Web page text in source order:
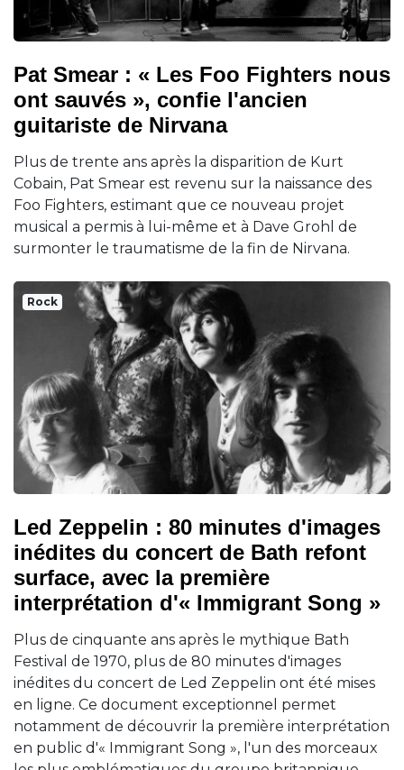
Pat Smear : « Les Foo Fighters nous
ont sauvés », confie l'ancien
guitariste de Nirvana
Plus de trente ans après la disparition de Kurt
Cobain, Pat Smear est revenu sur la naissance des
Foo Fighters, estimant que ce nouveau projet
musical a permis à lui-même et à Dave Grohl de
surmonter le traumatisme de la fin de Nirvana.
Rock
Led Zeppelin : 80 minutes d'images
inédites du concert de Bath refont
surface, avec la première
interprétation d'« Immigrant Song »
Plus de cinquante ans après le mythique Bath
Festival de 1970, plus de 80 minutes d'images
inédites du concert de Led Zeppelin ont été mises
en ligne. Ce document exceptionnel permet
notamment de découvrir la première interprétation
en public d'« Immigrant Song », l'un des morceaux